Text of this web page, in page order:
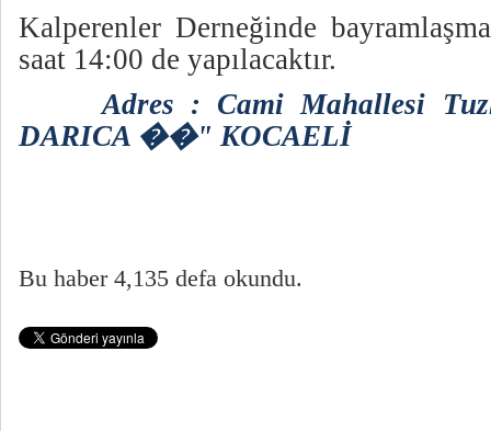
Kalperenler Derneğinde
saat 14:00 de yapılacaktır.
Adres : Cami Mahallesi
DARICA ��" KOCAELİ
Bu haber 4,135 defa okundu.